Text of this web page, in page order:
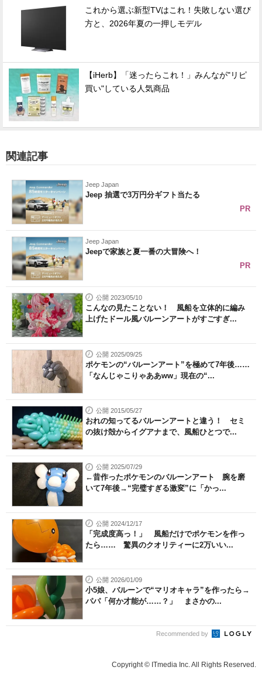
これから選ぶ新型TVはこれ！失敗しない選び
方と、2026年夏の一押しモデル
【iHerb】「迷ったらこれ！」みんなが"リピ
買い"している人気商品
関連記事
Jeep Japan
Jeep 抽選で3万円分ギフト当たる
PR
Jeep Japan
Jeepで家族と夏一番の大冒険へ！
PR
公開 2023/05/10
こんなの見たことない！ 風船を立体的に編み
上げたドール風バルーンアートがすごすぎ...
公開 2025/09/25
ポケモンの“バルーンアート”を極めて7年後……
「なんじゃこりゃああww」現在の“...
公開 2015/05/27
おれの知ってるバルーンアートと違う！ セミ
の抜け殻からイグアナまで、風船ひとつで...
公開 2025/07/29
←昔作ったポケモンのバルーンアート 腕を磨
いて7年後→“完璧すぎる激変”に「かっ...
公開 2024/12/17
「完成度高っ！」 風船だけでポケモンを作っ
たら…… 驚異のクオリティーに2万いい...
公開 2026/01/09
小5娘、バルーンで“マリオキャラ”を作ったら→
パパ「何か才能が……？」 まさかの...
Recommended by
Copyright © ITmedia Inc. All Rights Reserved.